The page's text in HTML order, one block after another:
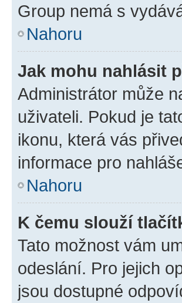
Group nemá s
Nahoru
Jak mohu nahlásit
Administrátor může
uživateli. Pokud je
ikonu, která vás
informace pro
Nahoru
K čemu slouží
Tato možnost vám
odeslání. Pro jejich
jsou dostupné